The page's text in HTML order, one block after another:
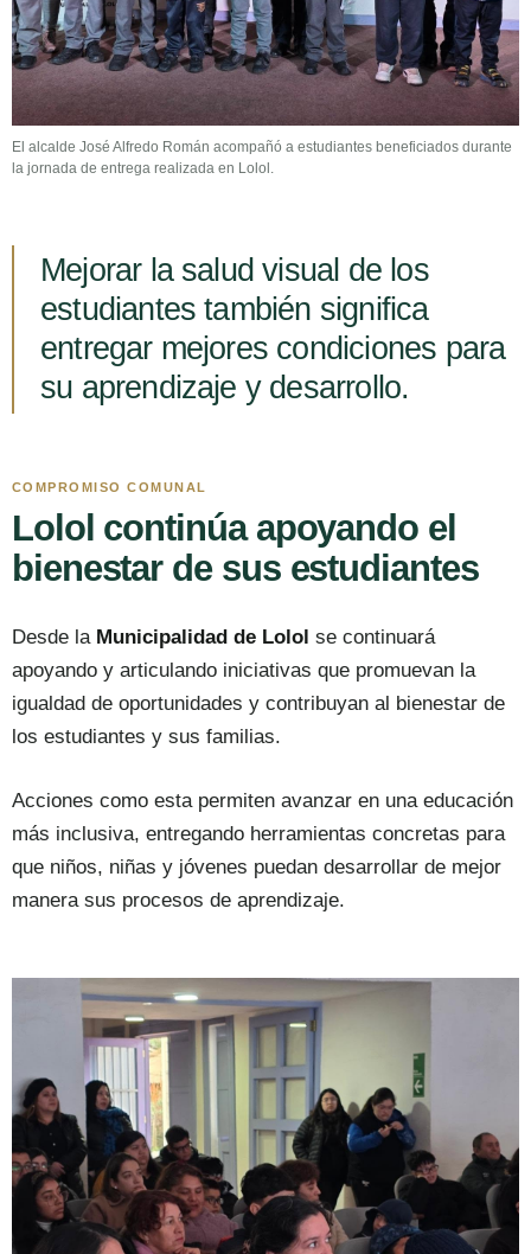
El alcalde José Alfredo Román acompañó a estudiantes beneficiados durante
la jornada de entrega realizada en Lolol.
Mejorar la salud visual de los
estudiantes también significa
entregar mejores condiciones para
su aprendizaje y desarrollo.
COMPROMISO COMUNAL
Lolol continúa apoyando el
bienestar de sus estudiantes
Desde la Municipalidad de Lolol se continuará
apoyando y articulando iniciativas que promuevan la
igualdad de oportunidades y contribuyan al bienestar de
los estudiantes y sus familias.
Acciones como esta permiten avanzar en una educación
más inclusiva, entregando herramientas concretas para
que niños, niñas y jóvenes puedan desarrollar de mejor
manera sus procesos de aprendizaje.